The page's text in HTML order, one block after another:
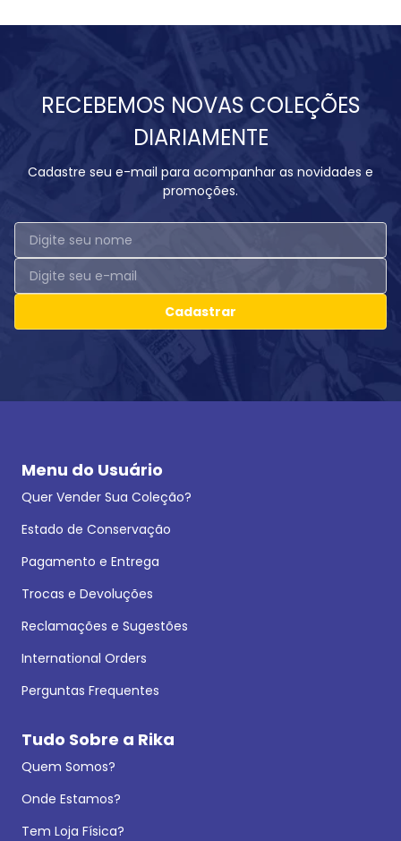
RECEBEMOS NOVAS COLEÇÕES
DIARIAMENTE
Cadastre seu e-mail para acompanhar as novidades e
promoções.
Cadastrar
Menu do Usuário
Quer Vender Sua Coleção?
Estado de Conservação
Pagamento e Entrega
Trocas e Devoluções
Reclamações e Sugestões
International Orders
Perguntas Frequentes
Tudo Sobre a Rika
Quem Somos?
Onde Estamos?
Tem Loja Física?